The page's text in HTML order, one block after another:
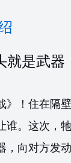
就是武器
》！住在隔
谁。这次，
，向对方发